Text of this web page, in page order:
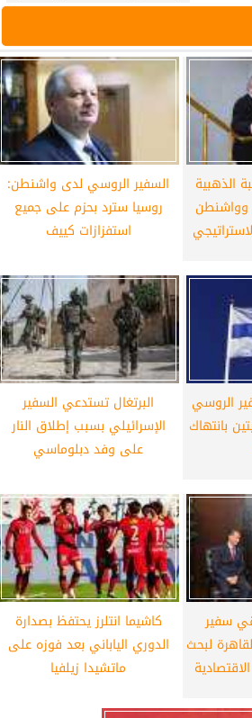
الذهبية
وواشنطن
السفير الروسي لدى واشنطن:
روسيا سترد بحزم على جميع
استفزازات كييف
الروسي
بانتهاك
البرتغال تستدعي السفير
الإسرائيلي بسبب إطلاق النار
على وفد دبلوماسي
سفير
لبحث
كاشيما انتلرز يحتفظ بصدارة
الدوري الياباني بعد فوزه على
ماتشيدا زيلفيا